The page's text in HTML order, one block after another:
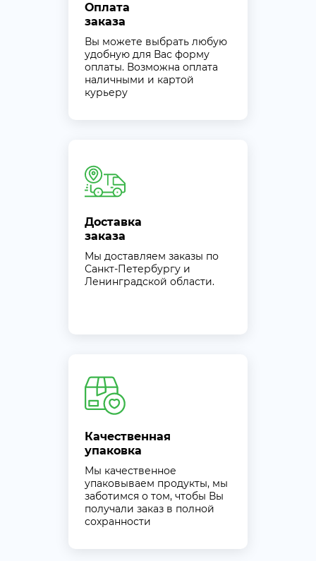
Оплата
заказа
Вы можете выбрать любую
удобную для Вас форму
оплаты. Возможна оплата
наличными и картой
курьеру
Доставка
заказа
Мы доставляем заказы по
Санкт-Петербургу и
Ленинградской области.
Качественная
упаковка
Мы качественное
упаковываем продукты, мы
заботимся о том, чтобы Вы
получали заказ в полной
сохранности